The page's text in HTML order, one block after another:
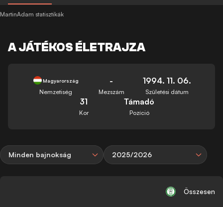
MartinAdam statisztikák
A JÁTÉKOS ÉLETRAJZA
Magyarország
Nemzetiség
-
Mezszám
1994. 11. 06.
Születési dátum
31
Kor
Támadó
Pozíció
Minden bajnokság 2025/2026
Összesen